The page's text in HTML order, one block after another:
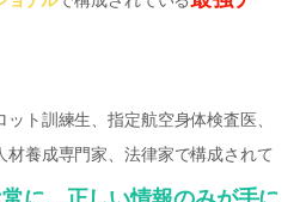
ト訓練生、指定航空身体検査医、
養成専門家、法律家で構成されて